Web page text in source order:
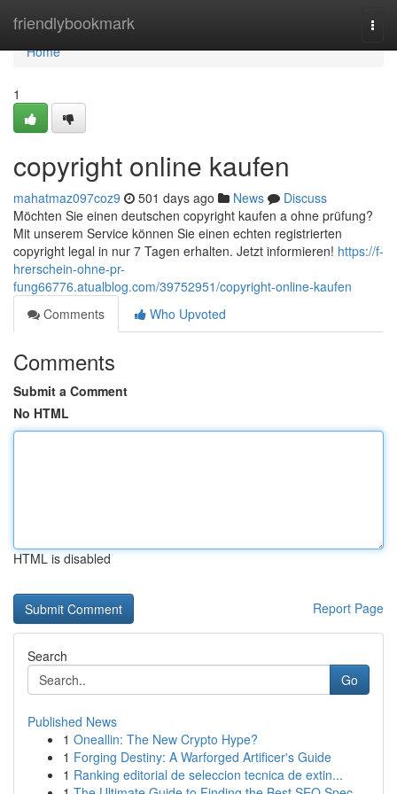
friendlybookmark
Home
Home
1
copyright online kaufen
mahatmaz097coz9 501 days ago News
Discuss
Möchten Sie einen deutschen copyright kaufen a ohne prüfung?
Mit unserem Service können Sie einen echten registrierten
copyright legal in nur 7 Tagen erhalten. Jetzt informieren! https://f-
hrerschein-ohne-pr-
fung66776.atualblog.com/39752951/copyright-online-kaufen
Comments
Who Upvoted
Comments
Submit a Comment
No HTML
HTML is disabled
Report Page
Search
Go
Published News
1 Oneallin: The New Crypto Hype?
1 Forging Destiny: A Warforged Artificer's Guide
1 Ranking editorial de seleccion tecnica de extin...